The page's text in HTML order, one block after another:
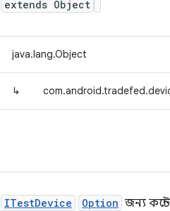
extends Object
java.lang.Object
↳
ITestDevice Option জন্য